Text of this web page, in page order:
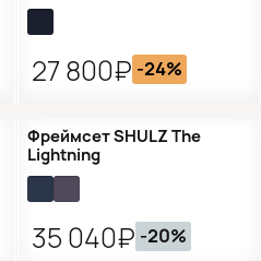
27 800₽ -24%
Предзаказ
Фреймсет SHULZ The
Lightning
35 040₽ -20%